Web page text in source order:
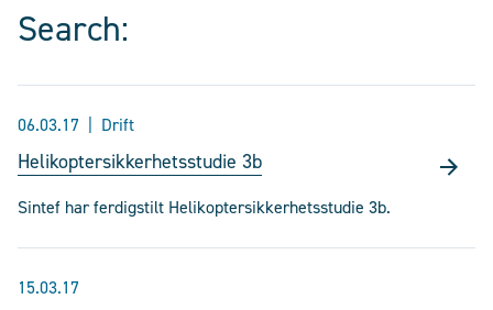
Search:
06.03.17 Drift
Helikoptersikkerhetsstudie 3b
Sintef har ferdigstilt Helikoptersikkerhetsstudie 3b.
15.03.17